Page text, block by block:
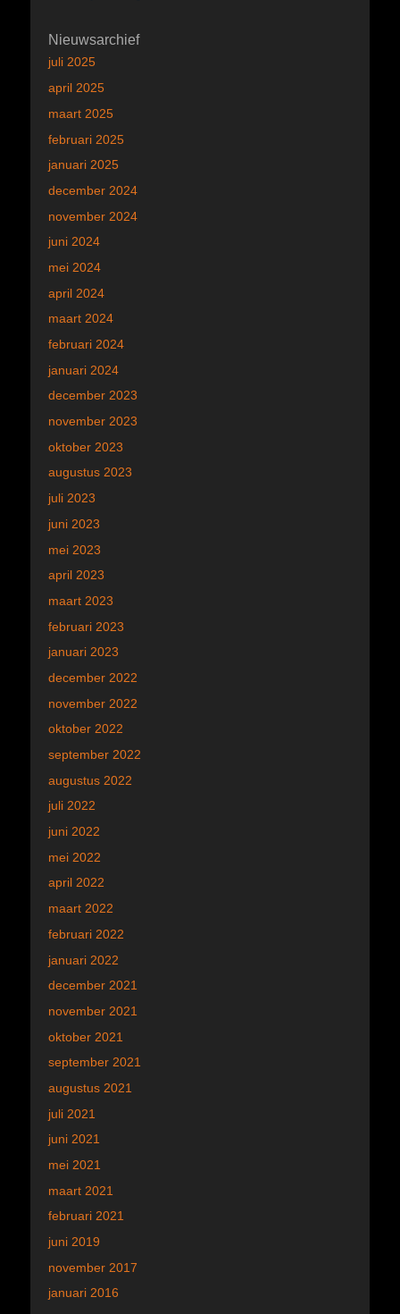
Nieuwsarchief
juli 2025
april 2025
maart 2025
februari 2025
januari 2025
december 2024
november 2024
juni 2024
mei 2024
april 2024
maart 2024
februari 2024
januari 2024
december 2023
november 2023
oktober 2023
augustus 2023
juli 2023
juni 2023
mei 2023
april 2023
maart 2023
februari 2023
januari 2023
december 2022
november 2022
oktober 2022
september 2022
augustus 2022
juli 2022
juni 2022
mei 2022
april 2022
maart 2022
februari 2022
januari 2022
december 2021
november 2021
oktober 2021
september 2021
augustus 2021
juli 2021
juni 2021
mei 2021
maart 2021
februari 2021
juni 2019
november 2017
januari 2016